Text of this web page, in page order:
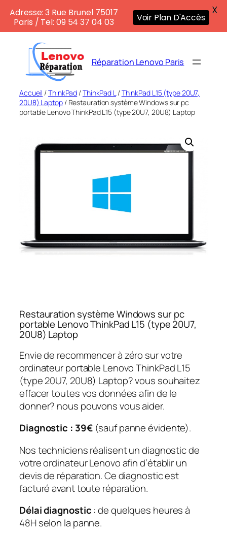
contenu
Réparation Lenovo Paris
Accueil /ThinkPad /ThinkPad L /ThinkPad L15 (type 20U7,
20U8) Laptop/ Restauration système Windows sur pc
portable Lenovo ThinkPad L15 (type 20U7, 20U8) Laptop
Restauration système Windows sur pc
portable Lenovo ThinkPad L15 (type 20U7,
20U8) Laptop
Envie de recommencer à zéro sur votre
ordinateur portable Lenovo ThinkPad L15
(type 20U7, 20U8) Laptop? vous souhaitez
effacer toutes vos données afin de le
donner? nous pouvons vous aider.
Diagnostic : 39€ (sauf panne évidente).
Nos techniciens réalisent un diagnostic de
votre ordinateur Lenovo afin d’établir un
devis de réparation. Ce diagnostic est
facturé avant toute réparation.
Délai diagnostic : de quelques heures à
48H selon la panne.
Adresse: 3 Rue Brunel 75017
Paris / Tel: 09 54 37 04 03
Voir Plan D'Accès
X